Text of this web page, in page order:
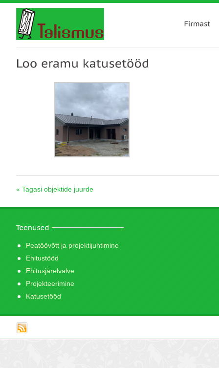
« Tagasi objektide juurde
Peatöövõtt ja projektijuhtimine
Ehitustööd
Ehitusjärelvalve
Projekteerimine
Katusetööd